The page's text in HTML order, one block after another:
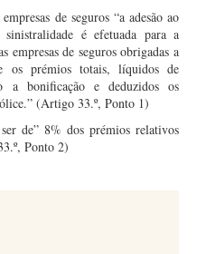
de seguros “a adesão ao
sinistralidade é efetuada para a
empresas de seguros obrigadas a
os prémios totais, líquidos de
a bonificação e deduzidos os
(Artigo 33.º, Ponto 1)
de” 8% dos prémios relativos
Ponto 2)